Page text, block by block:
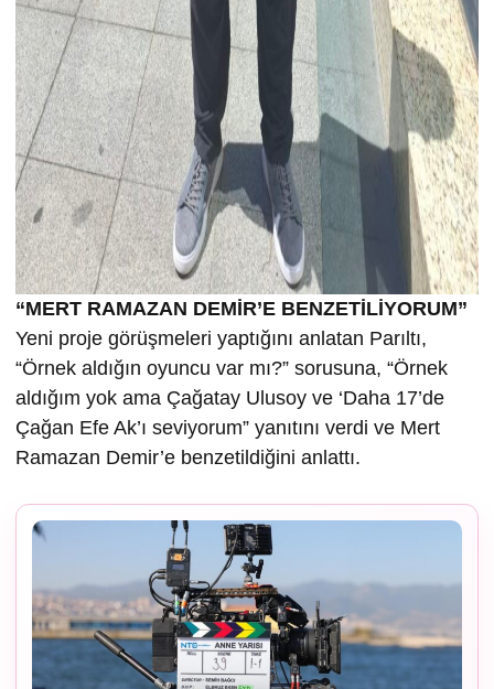
“MERT RAMAZAN DEMİR’E BENZETİLİYORUM”
Yeni proje görüşmeleri yaptığını anlatan Parıltı,
“Örnek aldığın oyuncu var mı?” sorusuna, “Örnek
aldığım yok ama Çağatay Ulusoy ve ‘Daha 17’de
Çağan Efe Ak’ı seviyorum” yanıtını verdi ve Mert
Ramazan Demir’e benzetildiğini anlattı.